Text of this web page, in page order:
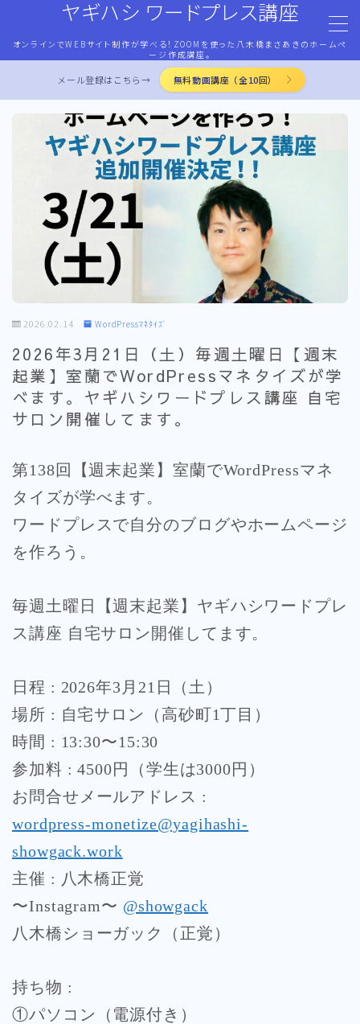
ヤギハシ ワードプレス講座
オンラインでWEBサイト制作が学べる！ZOOMを使った八木橋まさあきのホームペ
ージ作成講座。
MENU
HOME
ワードプレス・マネタイズ
ココナラ・ストアカ出品
LP作成術
メール登録はこちら→ 無料動画講座（全10回）
2026.02.14 WordPressﾏﾈﾀｲｽﾞ
2026年3月21日（土）毎週土曜日【週末
起業】室蘭でWordPressマネタイズが学
べます。ヤギハシワードプレス講座 自宅
サロン開催してます。
第138回【週末起業】室蘭でWordPressマネ
タイズが学べます。
ワードプレスで自分のブログやホームページ
を作ろう。
毎週土曜日【週末起業】ヤギハシワードプレ
ス講座 自宅サロン開催してます。
日程 : 2026年3月21日（土）
場所 : 自宅サロン（高砂町1丁目）
時間 : 13:30〜15:30
参加料 : 4500円（学生は3000円）
お問合せメールアドレス :
wordpress-monetize@yagihashi-
showgack.work
主催 : 八木橋正覚
〜Instagram〜 @showgack
八木橋ショーガック（正覚）
持ち物 :
①パソコン（電源付き）